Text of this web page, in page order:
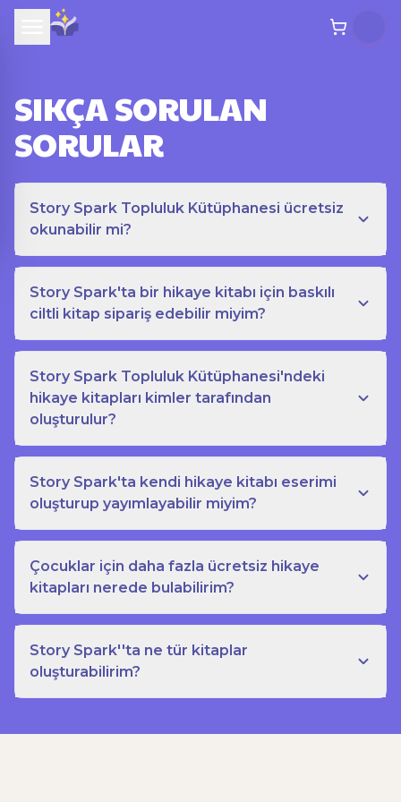
SIKÇA SORULAN
SORULAR
Story Spark Topluluk Kütüphanesi ücretsiz
okunabilir mi?
Story Spark'ta bir hikaye kitabı için baskılı
ciltli kitap sipariş edebilir miyim?
Story Spark Topluluk Kütüphanesi'ndeki
hikaye kitapları kimler tarafından
oluşturulur?
Story Spark'ta kendi hikaye kitabı eserimi
oluşturup yayımlayabilir miyim?
Çocuklar için daha fazla ücretsiz hikaye
kitapları nerede bulabilirim?
Story Spark''ta ne tür kitaplar
oluşturabilirim?